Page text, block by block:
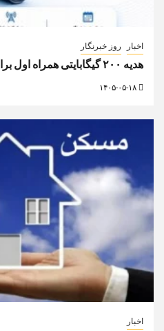
اخبار روز خبرنگار
هدیه ۲۰۰ گیگابایتی همراه اول برای خبرنگاران فعال شد
اخبار